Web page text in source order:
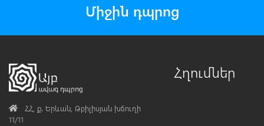
Միջին դպրոց
AddressՀՀ, ք․ Երևան, Թբիլիսյան խճուղի
11/11
Հղումներ